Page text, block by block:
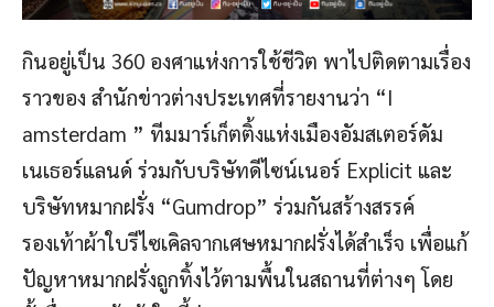
กินอยู่เป็น 360 องศาแห่งการใช้ชีวิต พาไปติดตามเรื่อง
ราวของ สำนักข่าวต่างประเทศที่รายงานว่า “I
amsterdam ” ทีมมาร์เก็ตติ้งแห่งเมืองอัมสเตอร์ดัม
เนเธอร์แลนด์ ร่วมกับบริษัทดีไซน์เนอร์ Explicit และ
บริษัทหมากฝรั่ง “Gumdrop” ร่วมกันสร้างสรรค์
รองเท้าผ้าใบรีไซเคิลจากเศษหมากฝรั่งได้สำเร็จ เพื่อแก้
ปัญหาหมากฝรั่งถูกทิ้งไว้ตามพื้นในสถานที่ต่างๆ โดย